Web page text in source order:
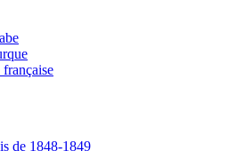
de 1848-1849